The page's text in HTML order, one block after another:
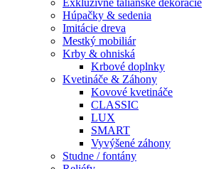
Exkluzívne talianske dekorácie
Húpačky & sedenia
Imitácie dreva
Mestký mobiliár
Krby & ohniská
Krbové doplnky
Kvetináče & Záhony
Kovové kvetináče
CLASSIC
LUX
SMART
Vyvýšené záhony
Studne / fontány